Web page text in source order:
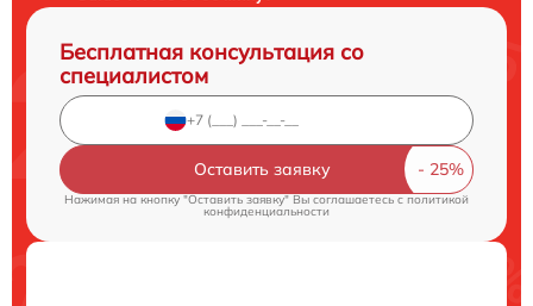
Бесплатная консультация со
специалистом
Оставить заявку
Нажимая на кнопку "Оставить заявку" Вы соглашаетесь cполитикой
конфиденциальности